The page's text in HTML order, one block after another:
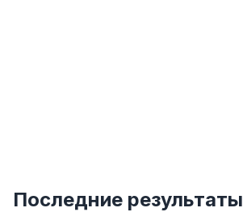
Последние результаты